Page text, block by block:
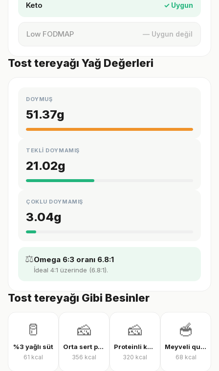
Keto ✓ Uygun
Low FODMAP — Uygun değil
Tost tereyağı Yağ Değerleri
DOYMUŞ
51.37g
TEKLİ DOYMAMIŞ
21.02g
ÇOKLU DOYMAMIŞ
3.04g
⚖️Omega 6:3 oranı 6.8:1
İdeal 4:1 üzerinde (6.8:1).
Tost tereyağı Gibi Besinler
🥛
%3 yağlı süt
61 kcal
🧀
Orta sert peynir
356 kcal
🧀
Proteinli kaşar peyniri
320 kcal
🥣
Meyveli quark yoğurt
68 kcal